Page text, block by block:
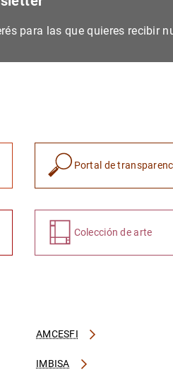
para las que quieres recibir
Portal de
Colección de arte
AMCESFI
IMBISA